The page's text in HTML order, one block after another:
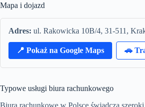
Mapa i dojazd
Adres: ul. Rakowicka 10B/4, 31-511,
📍 Pokaż na Google Maps 🚗
Typowe usługi biura rachunkowego
Biura rachunkowe w Polsce świadczą szeroki